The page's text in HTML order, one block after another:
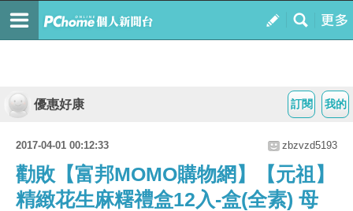
我的
訂閱
優惠好康
2017-04-01 00:12:33 zbzvzd5193
勸敗【富邦MOMO購物網】【元祖】
精緻花生麻糬禮盒12入-盒(全素) 母